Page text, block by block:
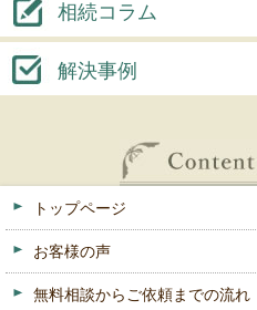
相続コラム
解決事例
トップページ
お客様の声
無料相談からご依頼までの流れ